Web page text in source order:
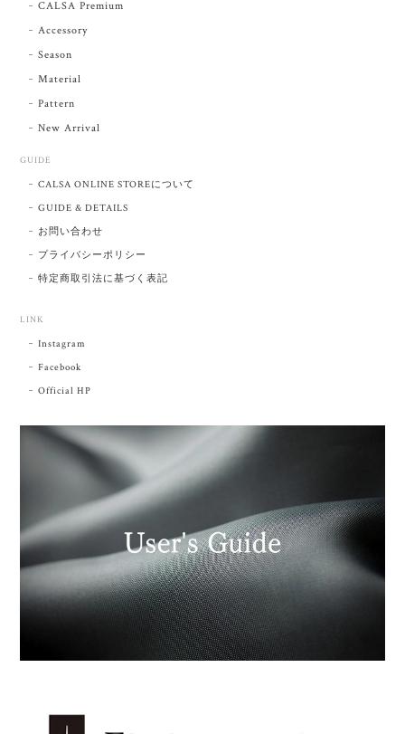
CALSA Premium
Accessory
Season
Material
Pattern
New Arrival
GUIDE
CALSA ONLINE STOREについて
GUIDE & DETAILS
お問い合わせ
プライバシーポリシー
特定商取引法に基づく表記
LINK
Instagram
Facebook
Official HP